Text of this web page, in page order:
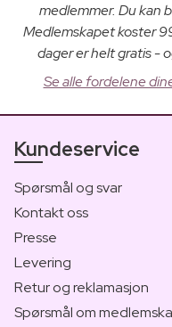
medlemmer. Du kan
Medlemskapet koster
dager er helt gratis -
Se alle fordelene
Kundeservice
Spørsmål og svar
Kontakt oss
Presse
Levering
Retur og reklamasjon
Spørsmål om